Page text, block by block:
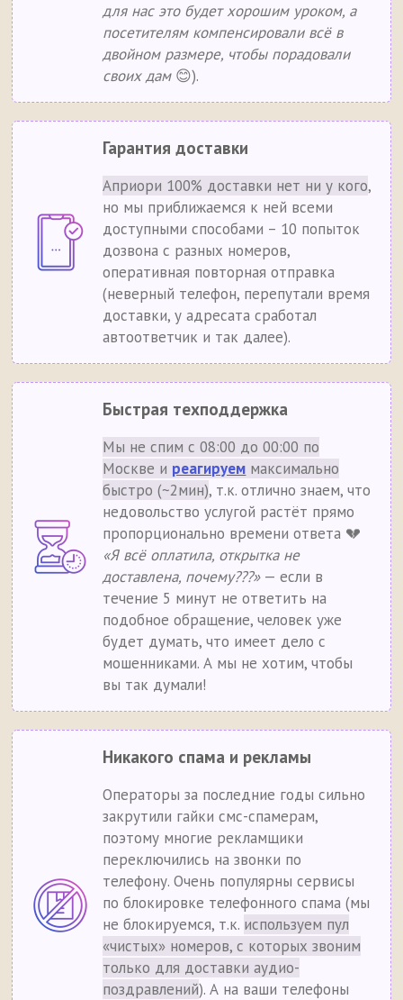
для нас это будет хорошим уроком, а
посетителям компенсировали всё в
двойном размере, чтобы порадовали
своих дам😊).
Гарантия доставки
Априори 100% доставки нет ни у кого,
но мы приближаемся к ней всеми
доступными способами – 10 попыток
дозвона с разных номеров,
оперативная повторная отправка
(неверный телефон, перепутали время
доставки, у адресата сработал
автоответчик и так далее).
Быстрая техподдержка
Мы не спим с 08:00 до 00:00 по
Москве и реагируем максимально
быстро (~2мин), т.к. отлично знаем, что
недовольство услугой растёт прямо
пропорционально времени ответа 💔
«Я всё оплатила, открытка не
доставлена, почему???»— если в
течение 5 минут не ответить на
подобное обращение, человек уже
будет думать, что имеет дело с
мошенниками. А мы не хотим, чтобы
вы так думали!
Никакого спама и рекламы
Операторы за последние годы сильно
закрутили гайки смс-спамерам,
поэтому многие рекламщики
переключились на звонки по
телефону. Очень популярны сервисы
по блокировке телефонного спама (мы
не блокируемся, т.к. используем пул
«чистых» номеров, с которых звоним
только для доставки аудио-
поздравлений). А на ваши телефоны